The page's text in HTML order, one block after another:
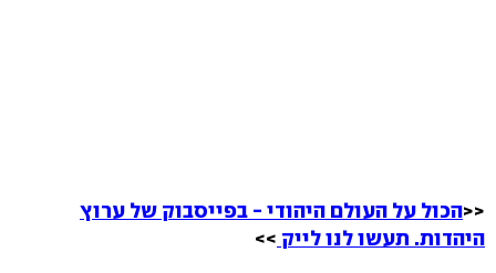
<<הכול על העולם היהודי - בפייסבוק של ערוץ
היהדות. תעשו לנו לייק >>